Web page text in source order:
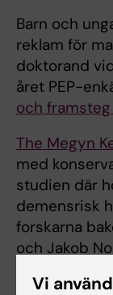
Barn och
reklam för
doktorand
året PEP-
och
The Megyn
med
studien där
demensrisk
forskarna
och Jakob
Sandra af
Vi